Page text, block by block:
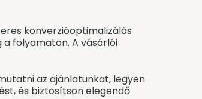
konverzióoptimalizálás
folyamaton. A vásárlói
az ajánlatunkat, legyen
és biztosítson elegendő